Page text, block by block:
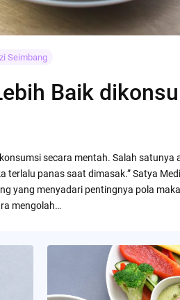
Seimbang
Baik
secara mentah. Salah satunya
panas saat dimasak.” Satya
yang menyadari pentingnya pola
mengolah…